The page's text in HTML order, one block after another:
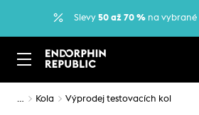
Slevy 50 až 70 % na vybrané
… Kola Výprodej testovacích kol